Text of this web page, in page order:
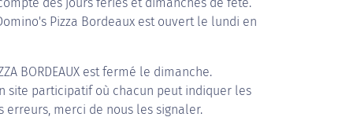
Pizza Bordeaux est ouvert le lundi en
BORDEAUX est fermé le dimanche.
site participatif où chacun peut indiquer les
erreurs, merci de nous les signaler.